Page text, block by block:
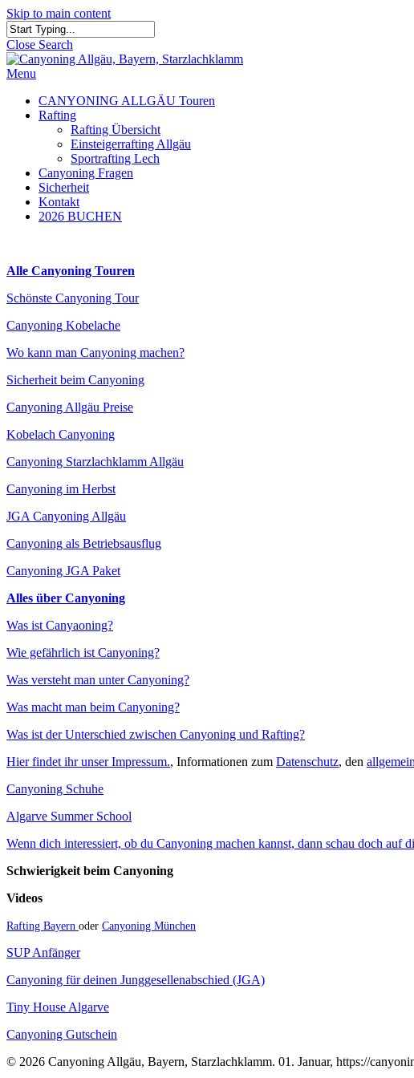
Skip to main content
Close Search
Menu
CANYONING ALLGÄU Touren
Rafting
Rafting Übersicht
Einsteigerrafting Allgäu
Sportrafting Lech
Canyoning Fragen
Sicherheit
Kontakt
2026 BUCHEN
Alle Canyoning Touren
Schönste Canyoning Tour
Canyoning Kobelache
Wo kann man Canyoning machen?
Sicherheit beim Canyoning
Canyoning Allgäu Preise
Kobelach Canyoning
Canyoning Starzlachklamm Allgäu
Canyoning im Herbst
JGA Canyoning Allgäu
Canyoning als Betriebsausflug
Canyoning JGA Paket
Alles über Canyoning
Was ist Canyaoning?
Wie gefährlich ist Canyoning?
Was versteht man unter Canyoning?
Was macht man beim Canyoning?
Was ist der Unterschied zwischen Canyoning und Rafting?
Hier findet ihr unser Impressum., Informationen zum Datenschutz, den
Canyoning Schuhe
Algarve Summer School
Wenn dich interessiert, ob du Canyoning machen kannst, dann schau doch
Schwierigkeit beim Canyoning
Videos
Rafting Bayern oder Canyoning München
SUP Anfänger
Canyoning für deinen Junggesellenabschied (JGA)
Tiny House Algarve
Canyoning Gutschein
© 2026 Canyoning Allgäu, Bayern, Starzlachklamm. 01. Januar, https://